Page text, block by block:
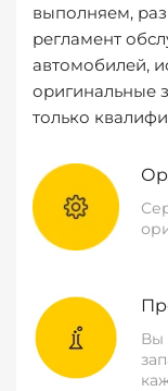
выполняем,
регламент
автомобилей,
оригинальные
только
Вы